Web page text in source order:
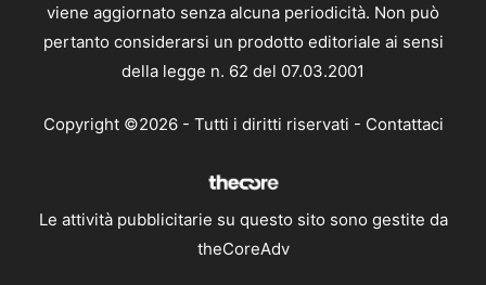
viene aggiornato senza alcuna periodicità. Non può
pertanto considerarsi un prodotto editoriale ai sensi
della legge n. 62 del 07.03.2001
Copyright ©2026 - Tutti i diritti riservati - Contattaci
Le attività pubblicitarie su questo sito sono gestite da
theCoreAdv